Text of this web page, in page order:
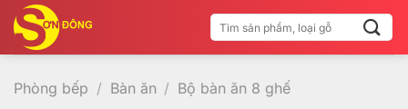
qua
nội
dung
Tìm
kiếm:
Phòng bếp / Bàn ăn / Bộ bàn ăn 8 ghế